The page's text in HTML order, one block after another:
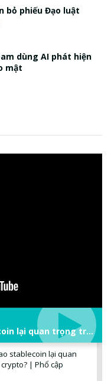
bỏ phiếu Đạo luật
dùng AI phát hiện
mật
Stablecoin là gì? Tại sao stablecoin lại quan trọng trong thị trường crypto? | Phổ cập Blockchain
stablecoin lại quan
| Phổ cập